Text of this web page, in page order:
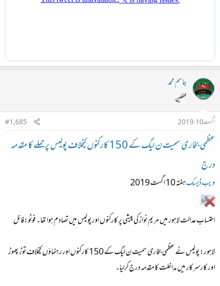
جاسم محمد
محفلین
اگست 10، 2019
#1,685
عظمی بخاری سمیت ن لیگ کے 150 کارکنوں کیخلاف پولیس پرحملے کا مقدمہ
درج
ویب ڈیسکہفتہ 10 اگست 2019
احتساب عدالت لاہور میں مریم نواز کی پیشی پر کارکنوں اور پولیس میں تصادم ہوا تھا۔ فوٹو:فائل
لاہور:
پولیس نے عظمی بخاری سمیت ن لیگ کے 150 کارکنوں اور رہنماؤں کیخلاف توڑ پھوڑ
اور کارسرکار میں مداخلت کا مقدمہ درج کرلیا۔